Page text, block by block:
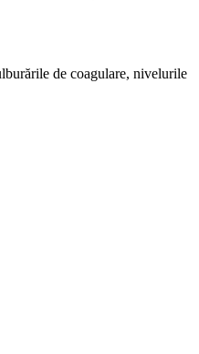
de coagulare, nivelurile